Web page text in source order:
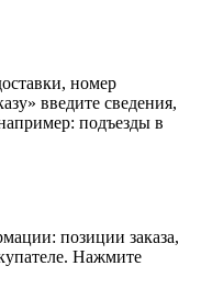
номер
введите сведения,
подъезды в
позиции заказа,
Нажмите